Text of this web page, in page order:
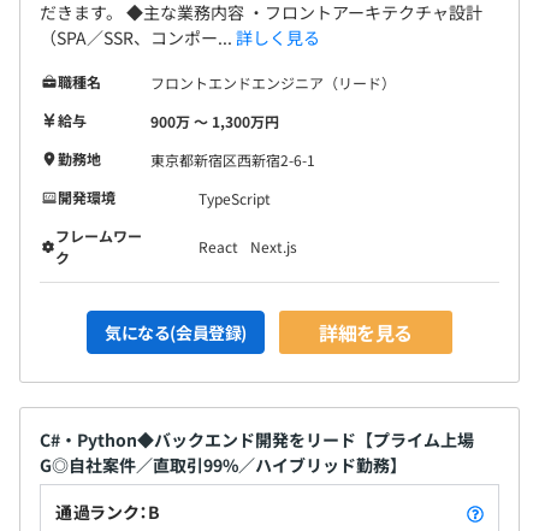
だきます。 ◆主な業務内容 ・フロントアーキテクチャ設計
（SPA／SSR、コンポー... 詳しく見る
職種名
フロントエンドエンジニア（リード）
給与
900万 〜 1,300万円
勤務地
東京都新宿区西新宿2-6-1
開発環境
TypeScript
フレームワー
ク
React Next.js
気になる(会員登録) 詳細を見る
C#・Python◆バックエンド開発をリード【プライム上場
G◎自社案件／直取引99%／ハイブリッド勤務】
通過ランク：B